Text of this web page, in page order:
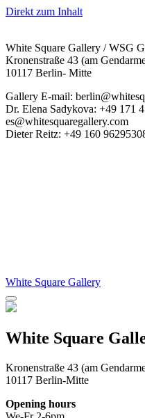
Direkt zum Inhalt
White Square Gallery / WSG
Kronenstraße 43 (am
10117 Berlin- Mitte
Gallery E-mail:
Dr. Elena Sadykova: +49 171
es@whitesquaregallery.com
Dieter Reitz: +49 160
White Square Gallery
White Square
Kronenstraße 43 (am
10117 Berlin-Mitte
Opening hours